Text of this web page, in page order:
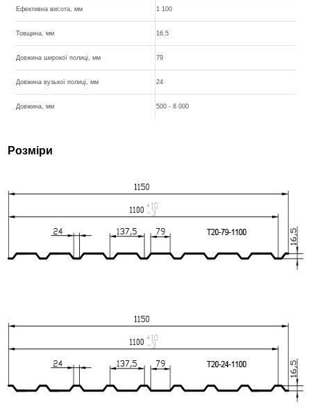
Ефективна висота, мм 1 100
Товщина, мм 16,5
Довжина широкої полиці, мм 79
Довжина вузької полиці, мм 24
Довжина, мм 500 - 8 000
Розміри